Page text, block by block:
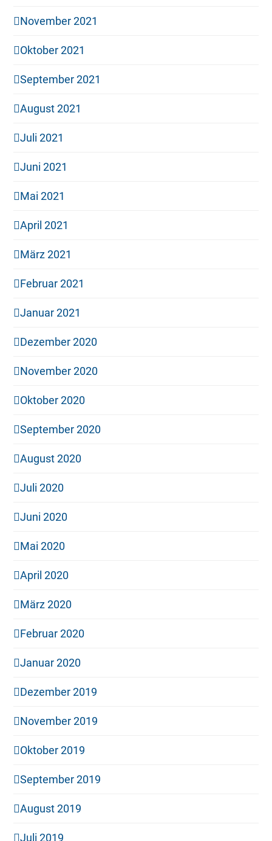
November 2021
Oktober 2021
September 2021
August 2021
Juli 2021
Juni 2021
Mai 2021
April 2021
März 2021
Februar 2021
Januar 2021
Dezember 2020
November 2020
Oktober 2020
September 2020
August 2020
Juli 2020
Juni 2020
Mai 2020
April 2020
März 2020
Februar 2020
Januar 2020
Dezember 2019
November 2019
Oktober 2019
September 2019
August 2019
Juli 2019